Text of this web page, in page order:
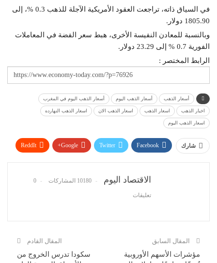
في السياق ذاته، تراجعت العقود الأمريكية الآجلة للذهب 0.3 %، إلى
1805.90 دولار.
وبالنسبة للمعادن النفيسة الأخرى، هبط سعر الفضة في المعاملات
الفورية 0.7 % إلى 23.29 دولار.
الرابط المختصر :
أسعار الذهب أسعار الذهب اليوم أسعار الذهب اليوم في المغرب
اخبار الذهب اسعار الذهب اسعار الذهب الان اسعار الذهب النهارده
اسعار الذهب اليوم
شارك Facebook
Twitter
Google+
ReddIt
الاقتصاد اليوم 10180 المشاركات 0
تعليقات
المقال السابق
مؤشرات الأسهم الأوروبية
المقال القادم
سكودا تدرس الخروج من